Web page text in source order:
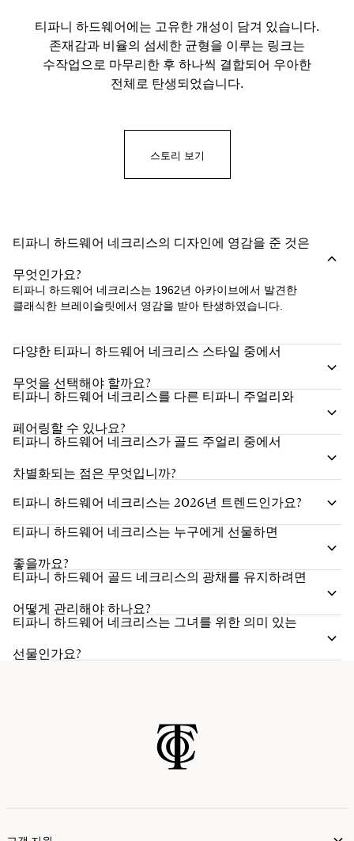
티파니 하드웨어에는 고유한 개성이 담겨 있습니다.
존재감과 비율의 섬세한 균형을 이루는 링크는
수작업으로 마무리한 후 하나씩 결합되어 우아한
전체로 탄생되었습니다.
스토리 보기
티파니 하드웨어 네크리스의 디자인에 영감을 준 것은
무엇인가요?
티파니 하드웨어 네크리스는 1962년 아카이브에서 발견한
클래식한 브레이슬릿에서 영감을 받아 탄생하였습니다.
다양한 티파니 하드웨어 네크리스 스타일 중에서
무엇을 선택해야 할까요?
티파니 하드웨어 네크리스를 다른 티파니 주얼리와
페어링할 수 있나요?
티파니 하드웨어 네크리스가 골드 주얼리 중에서
차별화되는 점은 무엇입니까?
티파니 하드웨어 네크리스는 2026년 트렌드인가요?
티파니 하드웨어 네크리스는 누구에게 선물하면
좋을까요?
티파니 하드웨어 골드 네크리스의 광채를 유지하려면
어떻게 관리해야 하나요?
티파니 하드웨어 네크리스는 그녀를 위한 의미 있는
선물인가요?